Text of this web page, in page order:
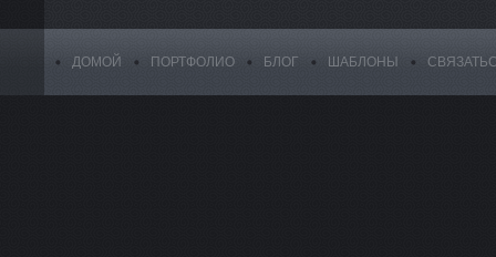
ДОМОЙ ПОРТФОЛИО БЛОГ ШАБЛОНЫ